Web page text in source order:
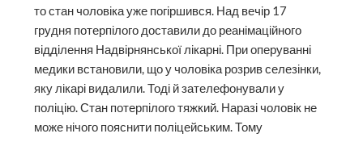
то стан чоловіка уже погіршився. Над вечір 17
грудня потерпілого доставили до реанімаційного
відділення Надвірнянської лікарні. При оперуванні
медики встановили, що у чоловіка розрив селезінки,
яку лікарі видалили. Тоді й зателефонували у
поліцію. Стан потерпілого тяжкий. Наразі чоловік не
може нічого пояснити поліцейським. Тому